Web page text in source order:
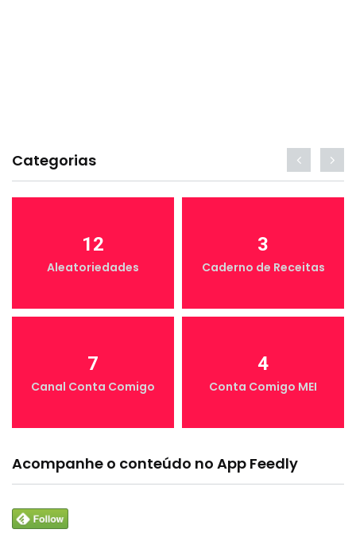
Categorias
12
Aleatoriedades
3
Caderno de Receitas
7
Canal Conta Comigo
4
Conta Comigo MEI
Acompanhe o conteúdo no App Feedly